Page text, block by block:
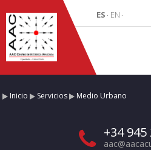
ES · EN ·
Inicio Servicios Medio Urbano
+34 945